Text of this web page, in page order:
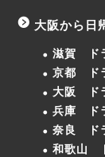
大阪から日
滋賀 ド
京都 ド
大阪 ド
兵庫 ド
奈良 ド
和歌山